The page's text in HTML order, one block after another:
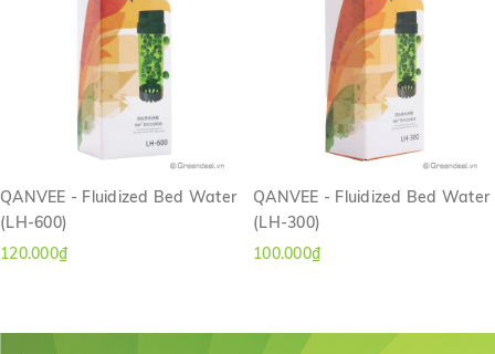
QANVEE - Fluidized Bed Water
(LH-600)
120.000₫
QANVEE - Fluidized Bed Water
(LH-300)
100.000₫